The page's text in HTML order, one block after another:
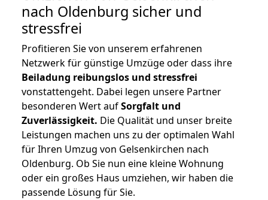
nach Oldenburg sicher und
stressfrei
Profitieren Sie von unserem erfahrenen
Netzwerk für günstige Umzüge oder dass ihre
Beiladung reibungslos und stressfrei
vonstattengeht. Dabei legen unsere Partner
besonderen Wert aufSorgfalt und
Zuverlässigkeit. Die Qualität und unser breite
Leistungen machen uns zu der optimalen Wahl
für Ihren Umzug von Gelsenkirchen nach
Oldenburg. Ob Sie nun eine kleine Wohnung
oder ein großes Haus umziehen, wir haben die
passende Lösung für Sie.